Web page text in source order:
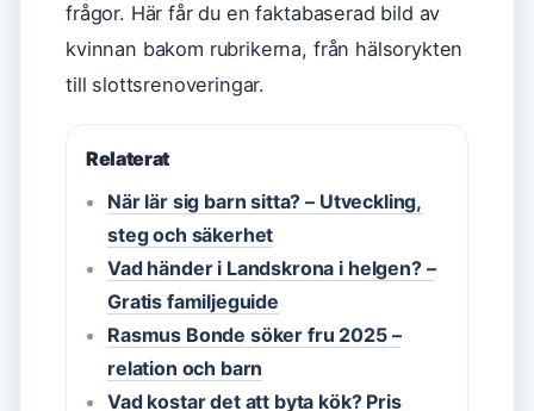
frågor. Här får du en faktabaserad bild av
kvinnan bakom rubrikerna, från hälsorykten
till slottsrenoveringar.
Relaterat
När lär sig barn sitta? – Utveckling,
steg och säkerhet
Vad händer i Landskrona i helgen? –
Gratis familjeguide
Rasmus Bonde söker fru 2025 –
relation och barn
Vad kostar det att byta kök? Pris